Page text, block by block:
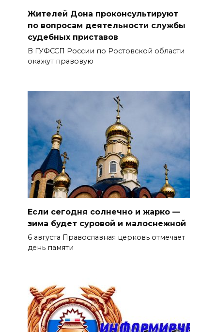
Жителей Дона проконсультируют
по вопросам деятельности службы
судебных приставов
В ГУФССП России по Ростовской области
окажут правовую
Если сегодня солнечно и жарко —
зима будет суровой и малоснежной
6 августа Православная церковь отмечает
день памяти